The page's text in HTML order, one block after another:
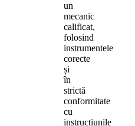
un
mecanic
calificat,
folosind
instrumentele
corecte
și
în
strictă
conformitate
cu
instrucțiunile